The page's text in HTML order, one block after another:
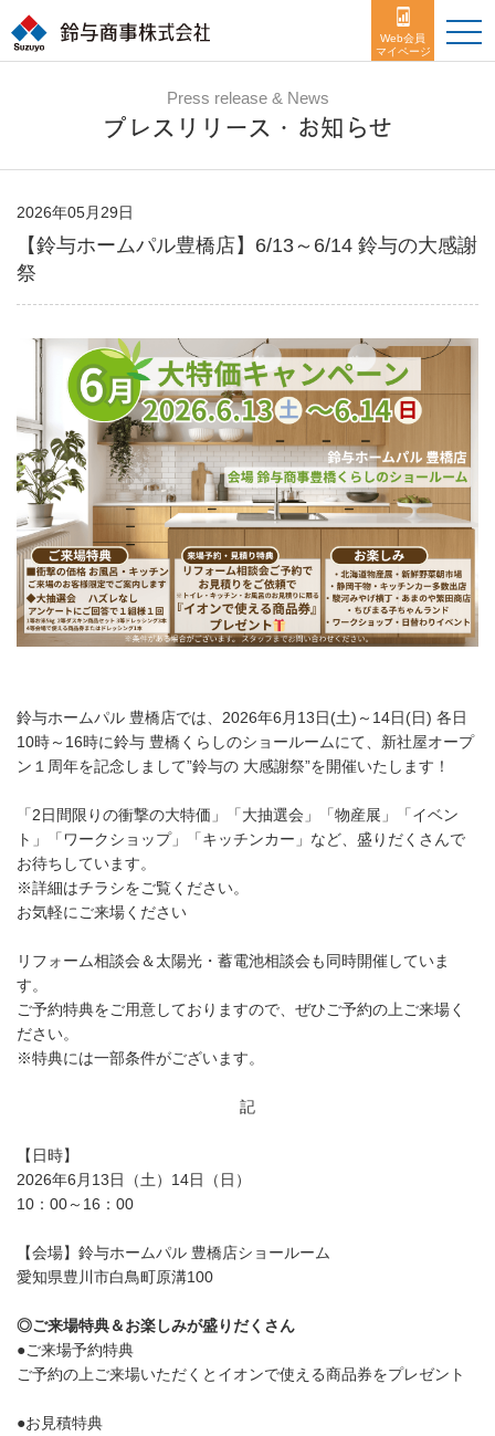
Web会員
マイページ
toggle
Press release & News
プレスリリース・お知らせ
2026年05月29日
【鈴与ホームパル豊橋店】6/13～6/14 鈴与の大感謝
祭
鈴与ホームパル 豊橋店では、2026年6月13日(土)～14日(日) 各日
10時～16時に鈴与 豊橋くらしのショールームにて、新社屋オープ
ン１周年を記念しまして”鈴与の 大感謝祭”を開催いたします！
「2日間限りの衝撃の大特価」「大抽選会」「物産展」「イベン
ト」「ワークショップ」「キッチンカー」など、盛りだくさんで
お待ちしています。
※詳細はチラシをご覧ください。
お気軽にご来場ください
リフォーム相談会＆太陽光・蓄電池相談会も同時開催していま
す。
ご予約特典をご用意しておりますので、ぜひご予約の上ご来場く
ださい。
※特典には一部条件がございます。
記
【日時】
2026年6月13日（土）14日（日）
10：00～16：00
【会場】鈴与ホームパル 豊橋店ショールーム
愛知県豊川市白鳥町原溝100
◎ご来場特典＆お楽しみが盛りだくさん
●ご来場予約特典
ご予約の上ご来場いただくとイオンで使える商品券をプレゼント
●お見積特典